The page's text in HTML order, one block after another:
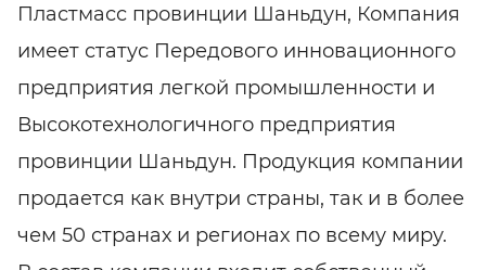
Пластмасс провинции Шаньдун, Компания
имеет статус Передового инновационного
предприятия легкой промышленности и
Высокотехнологичного предприятия
провинции Шаньдун. Продукция компании
продается как внутри страны, так и в более
чем 50 странах и регионах по всему миру.